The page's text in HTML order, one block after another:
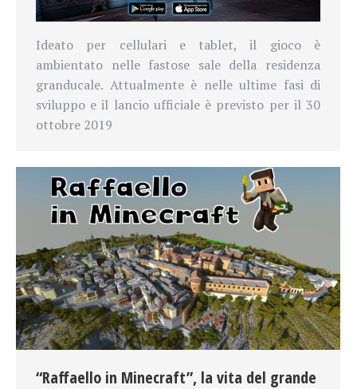
Ideato per cellulari e tablet, il gioco è
ambientato nelle fastose sale della residenza
granducale. Attualmente è nelle ultime fasi di
sviluppo e il lancio ufficiale è previsto per il 30
ottobre 2019
“Raffaello in Minecraft”, la vita del grande